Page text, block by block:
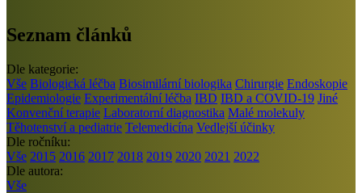
Seznam článků
Dle kategorie:
Vše Biologická léčba Biosimilární biologika Chirurgie Endoskopie
Epidemiologie Experimentální léčba IBD IBD a COVID-19 Jiné
Konvenční terapie Laboratorní diagnostika Malé molekuly
Těhotenství a pediatrie Telemedicína Vedlejší účinky
Dle ročníku:
Vše 2015 2016 2017 2018 2019 2020 2021 2022
Dle autora:
Vše